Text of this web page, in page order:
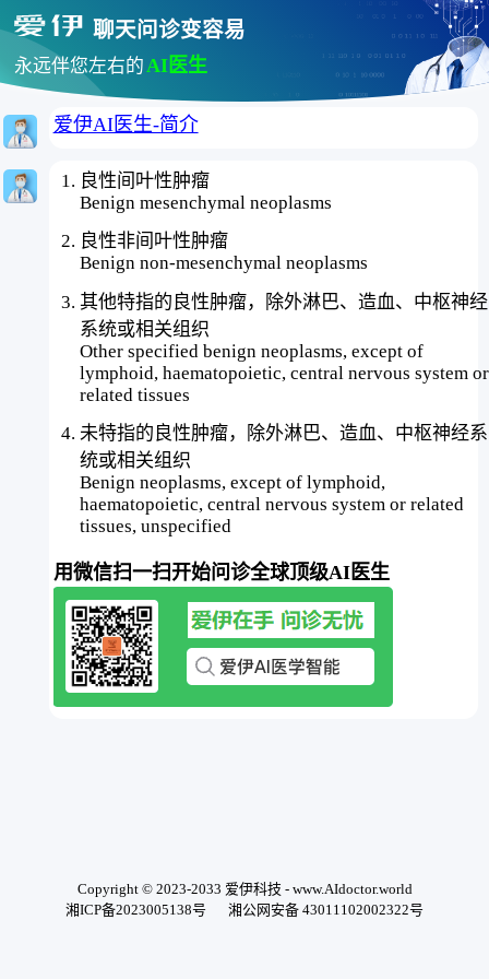
聊天问诊变容易
永远伴您左右的AI医生
爱伊AI医生-简介
良性间叶性肿瘤
Benign mesenchymal neoplasms
良性非间叶性肿瘤
Benign non-mesenchymal neoplasms
其他特指的良性肿瘤，除外淋巴、造血、中枢神经
系统或相关组织
Other specified benign neoplasms, except of
lymphoid, haematopoietic, central nervous system or
related tissues
未特指的良性肿瘤，除外淋巴、造血、中枢神经系
统或相关组织
Benign neoplasms, except of lymphoid,
haematopoietic, central nervous system or related
tissues, unspecified
用微信扫一扫开始问诊全球顶级AI医生
Copyright © 2023-2033 爱伊科技 - www.AIdoctor.world
湘ICP备2023005138号
湘公网安备 43011102002322号